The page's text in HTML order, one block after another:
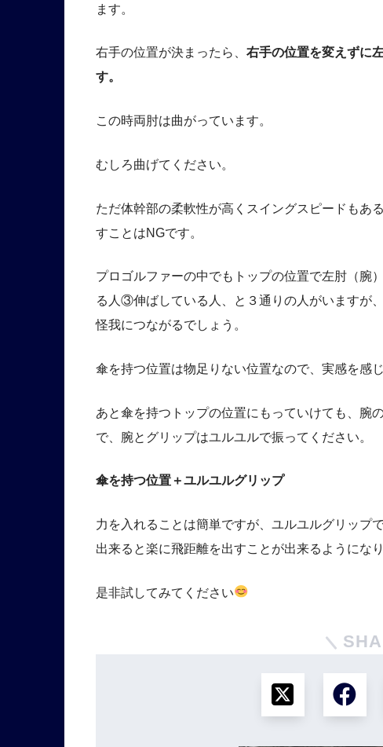
ます。
右手の位置が決まったら、 右手の位置を変えずに
す。
この時両肘は曲がっています。
むしろ曲げてください。
ただ体幹部の柔軟性が高くスイングスピードもあ
すことはNGです。
プロゴルファーの中でもトップの位置で左肘（
る人③伸ばしている人、と３通りの人がいますが
怪我につながるでしょう。
傘を持つ位置は物足りない位置なので、実感を感
あと傘を持つトップの位置にもっていけても、腕
で、腕とグリップはユルユルで振ってください。
傘を持つ位置＋ユルユルグリップ
力を入れることは簡単ですが、ユルユルグリップ
出来ると楽に飛距離を出すことが出来るようにな
是非試してみてください